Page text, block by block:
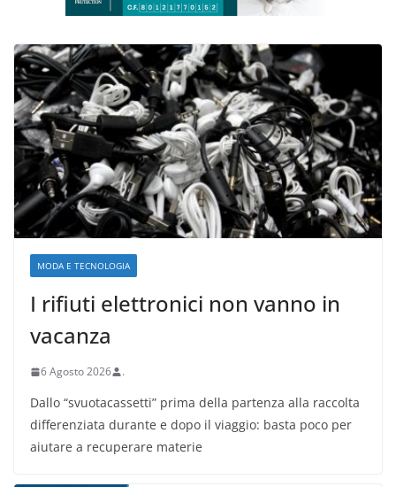
MODA E TECNOLOGIA
I rifiuti elettronici non vanno in
vacanza
6 Agosto 2026 .
Dallo “svuotacassetti” prima della partenza alla raccolta
differenziata durante e dopo il viaggio: basta poco per
aiutare a recuperare materie